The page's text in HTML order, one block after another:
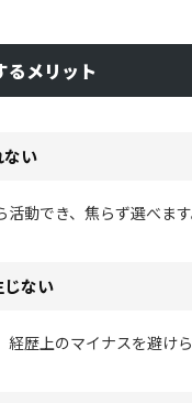
るメリット
ない
動でき、焦らず選べます
じない
歴上のマイナスを避けら